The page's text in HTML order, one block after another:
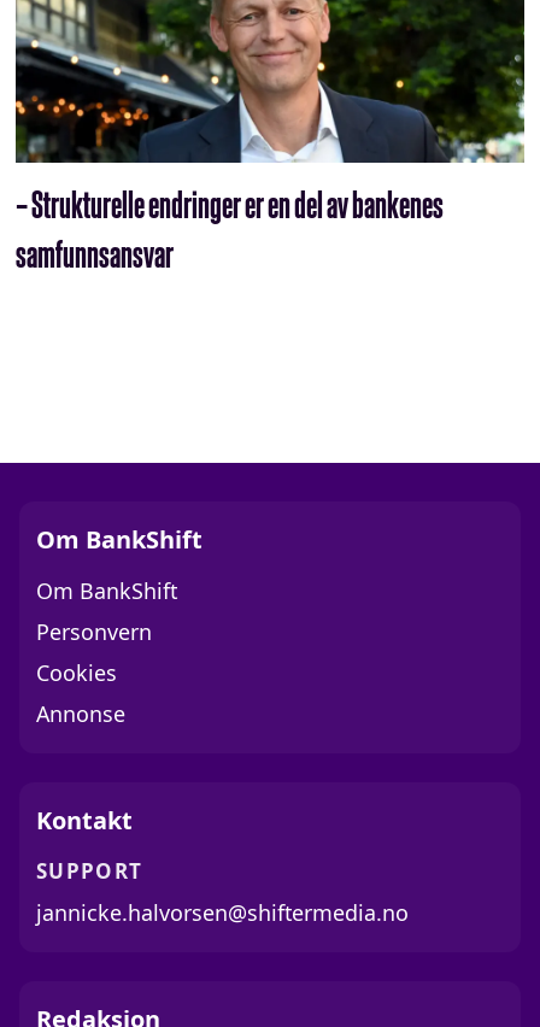
– Strukturelle endringer er en del av bankenes
samfunnsansvar
Om BankShift
Om BankShift
Personvern
Cookies
Annonse
Kontakt
SUPPORT
jannicke.halvorsen@shiftermedia.no
Redaksjon